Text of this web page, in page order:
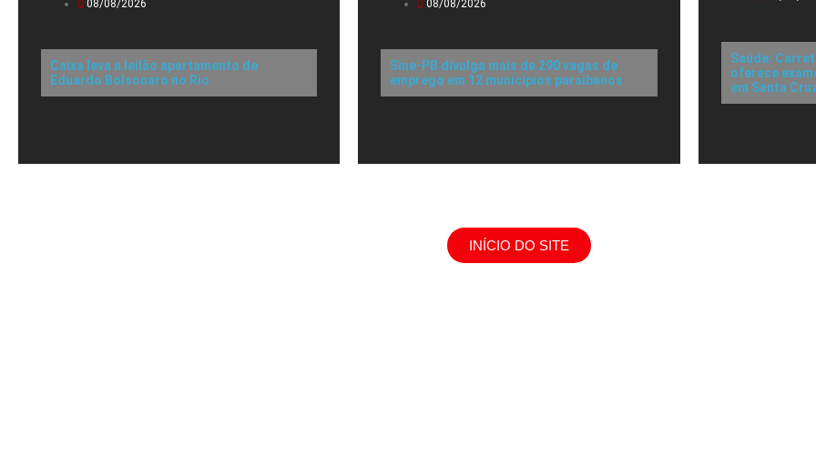
08/08/2026
Caixa leva a leilão apartamento de
Eduardo Bolsonaro no Rio
08/08/2026
Sine-PB divulga mais de 290 vagas de
emprego em 12 municípios paraibanos
Saúde:
oferece
em Santa
INÍCIO DO SITE